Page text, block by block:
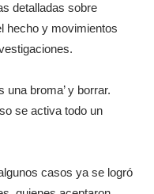
detalladas sobre
hecho y movimientos
una broma’ y borrar.
se activa todo un
casos ya se logró